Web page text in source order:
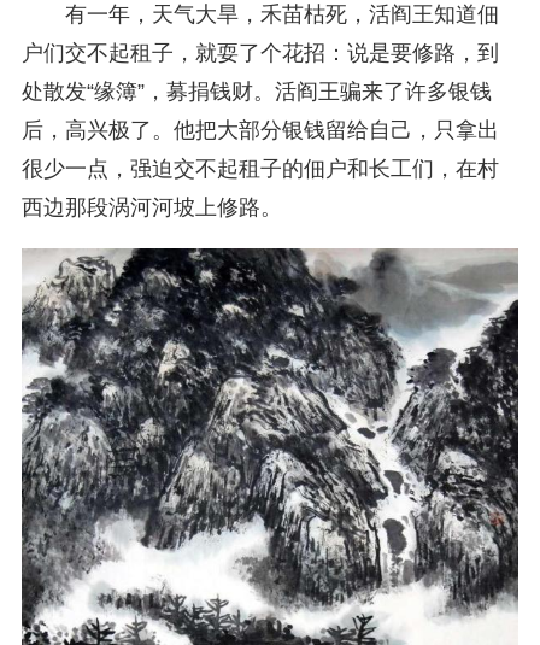
有一年，天气大旱，禾苗枯死，活阎王知道佃
户们交不起租子，就耍了个花招：说是要修路，到
处散发“缘簿”，募捐钱财。活阎王骗来了许多银钱
后，高兴极了。他把大部分银钱留给自己，只拿出
很少一点，强迫交不起租子的佃户和长工们，在村
西边那段涡河河坡上修路。